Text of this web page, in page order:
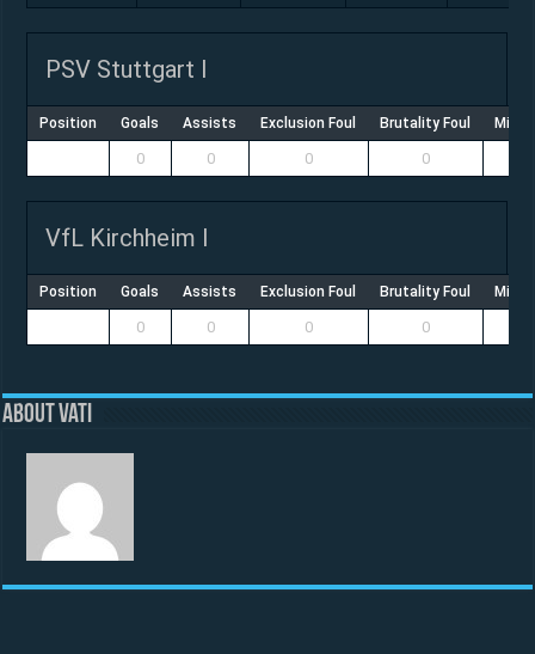
PSV Stuttgart I
Position Goals Assists Exclusion Foul Brutality Foul
0 0 0 0
VfL Kirchheim I
Position Goals Assists Exclusion Foul Brutality Foul
0 0 0 0
About vati